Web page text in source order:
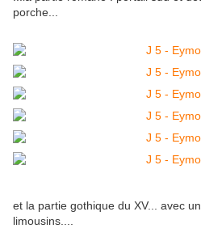
porche...
et la partie gothique du XV... avec
limousins....